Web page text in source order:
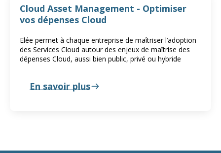
Cloud Asset Management - Optimiser
vos dépenses Cloud
Elée permet à chaque entreprise de maîtriser l’adoption
des Services Cloud autour des enjeux de maîtrise des
dépenses Cloud, aussi bien public, privé ou hybride
En savoir plus